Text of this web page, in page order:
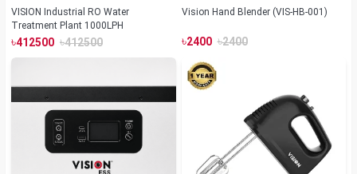
VISION Industrial RO Water
Treatment Plant 1000LPH
৳412500 ৳412500
Vision Hand Blender (VIS-HB-001)
৳2400 ৳2400